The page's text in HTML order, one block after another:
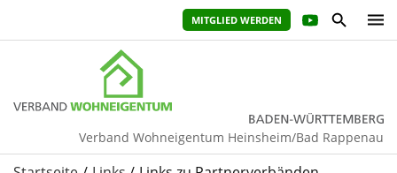
MITGLIED WERDEN
Verband Wohneigentum Heinsheim/Bad Rappenau